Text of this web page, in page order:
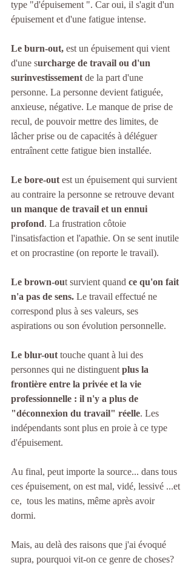
type "d'épuisement ". Car oui, il s'agit d'un
épuisement et d'une fatigue intense.
Le burn-out, est un épuisement qui vient
d'une surcharge de travail ou d'un
surinvestissement de la part d'une
personne. La personne devient fatiguée,
anxieuse, négative. Le manque de prise de
recul, de pouvoir mettre des limites, de
lâcher prise ou de capacités à déléguer
entraînent cette fatigue bien installée.
Le bore-out est un épuisement qui survient
au contraire la personne se retrouve devant
un manque de travail et un ennui
profond. La frustration côtoie
l'insatisfaction et l'apathie. On se sent inutile
et on procrastine (on reporte le travail).
Le brown-out survient quand ce qu'on fait
n'a pas de sens. Le travail effectué ne
correspond plus à ses valeurs, ses
aspirations ou son évolution personnelle.
Le blur-out touche quant à lui des
personnes qui ne distinguent plus la
frontière entre la privée et la vie
professionnelle : il n'y a plus de
"déconnexion du travail" réelle. Les
indépendants sont plus en proie à ce type
d'épuisement.
Au final, peut importe la source... dans tous
ces épuisement, on est mal, vidé, lessivé ...et
ce,  tous les matins, même après avoir
dormi.
Mais, au delà des raisons que j'ai évoqué
supra, pourquoi vit-on ce genre de choses?